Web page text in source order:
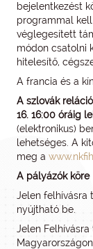
bejelentkezést
programmal
véglegesített
módon csatolni
hitelesítő,
A francia és a
A szlovák
16. 16:00 óráig
(elektronikus)
lehetséges. A
meg a
A pályázók köre
Jelen felhívásra
nyújtható be.
Jelen